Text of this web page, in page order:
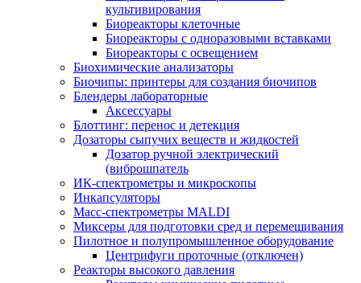
культивирования
Биореакторы клеточные
Биореакторы с одноразовыми вставками
Биореакторы с освещением
Биохимические анализаторы
Биочипы: принтеры для создания биочипов
Блендеры лабораторные
Аксессуары
Блоттинг: перенос и детекция
Дозаторы сыпучих веществ и жидкостей
Дозатор ручной электрический
(виброшпатель
ИК-спектрометры и микроскопы
Инкапсуляторы
Масс-спектрометры MALDI
Миксеры для подготовки сред и перемешивания
Пилотное и полупромышленное оборудование
Центрифуги проточные (отключен)
Реакторы высокого давления